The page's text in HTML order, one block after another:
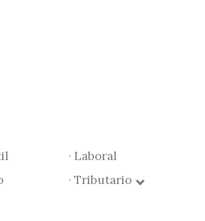
· Laboral
· Tributario